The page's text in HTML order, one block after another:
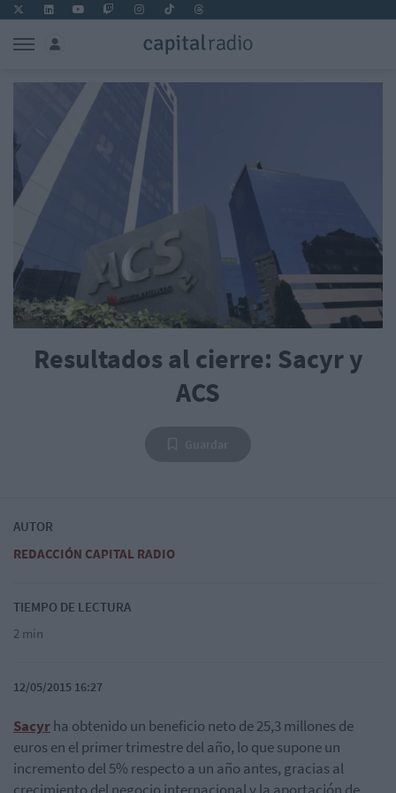
Resultados al cierre: Sacyr y
ACS
AUTOR
REDACCIÓN CAPITAL RADIO
TIEMPO DE LECTURA
2 min
12/05/2015 16:27
Sacyrha obtenido un beneficio neto de 25,3 millones de
euros en el primer trimestre del año, lo que supone un
incremento del 5% respecto a un año antes, gracias al